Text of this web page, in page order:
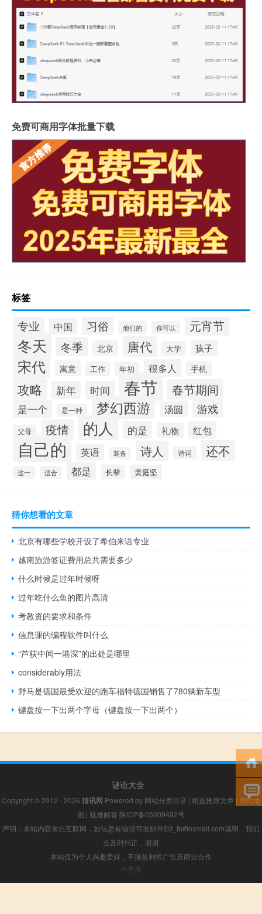
免费可商用字体批量下载
标签
专业 中国 习俗 他们的 你可以 元宵节
冬天 冬季 北京 唐代 大学 孩子
宋代 寓意 工作 年初 很多人 手机
攻略 新年 时间 春节 春节期间
是一个 是一种 梦幻西游 汤圆 游戏
父母 疫情 的人 的是 礼物 红包
自己的 英语 装备 诗人 诗词 还不
这一 适合 都是 长辈 黄庭坚
猜你想看的文章
北京有哪些学校开设了希伯来语专业
越南旅游签证费用总共需要多少
什么时候是过年时候呀
过年吃什么鱼的图片高清
考教资的要求和条件
信息课的编程软件叫什么
“芦荻中间一港深”的出处是哪里
considerably用法
野马是德国最受欢迎的跑车福特德国销售了780辆新车型
键盘按一下出两个字母（键盘按一下出两个）
谜语大全
Copyright © 2012 - 2026 猜讯网 Powered by 网站分类目录 | 精选推荐文章 | 网站地
图 | 疑难解答 陕ICP备05009492号
声明：本站内容来自互联网，如信息有错误可发邮件到f_fb#foxmail.com说明，我们
会及时纠正，谢谢
本站仅为个人兴趣爱好，不接盈利性广告及商业合作
小男孩